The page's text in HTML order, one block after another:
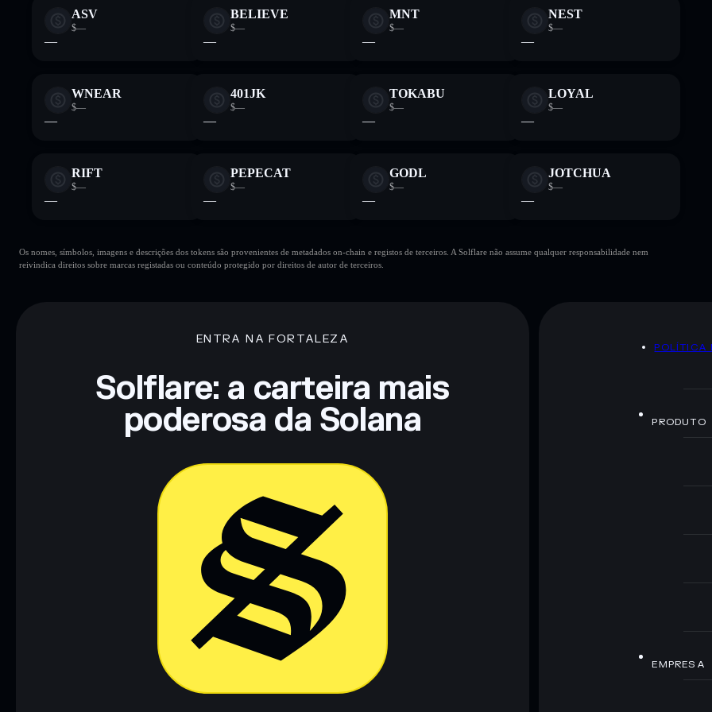
ASV
$—
—
BELIEVE
$—
—
MNT
$—
—
NEST
$—
—
WNEAR
$—
—
401JK
$—
—
TOKABU
$—
—
LOYAL
$—
—
RIFT
$—
—
PEPECAT
$—
—
GODL
$—
—
JOTCHUA
$—
—
Os nomes, símbolos, imagens e descrições dos tokens são provenientes de metadados on-chain e registos de terceiros. A Solflare não assume qualquer responsabilidade nem
reivindica direitos sobre marcas registadas ou conteúdo protegido por direitos de autor de terceiros.
ENTRA NA FORTALEZA
Solflare: a carteira mais
poderosa da Solana
POLÍTICA
PRODUTO
EMPRESA